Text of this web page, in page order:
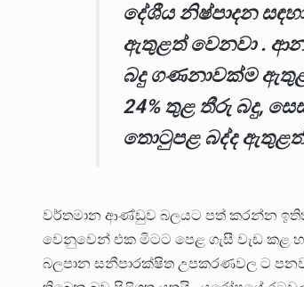
දේශීය නිෂ්පාදන
ඇතුළත් වෙනවා .
බදු ගණනාවක්ම
24% තුළ තීරු බදු,
තොටුපළ බද්ද ඇතුළත්
වර්තමාන ආණ්ඩුව බලයට පත් කරන්න
වෙනුවෙන් එක මිටට පෙළ ගැසී වැඩ කළ
බලපාන සනීපාරක්ෂිත උපකරණවල ට